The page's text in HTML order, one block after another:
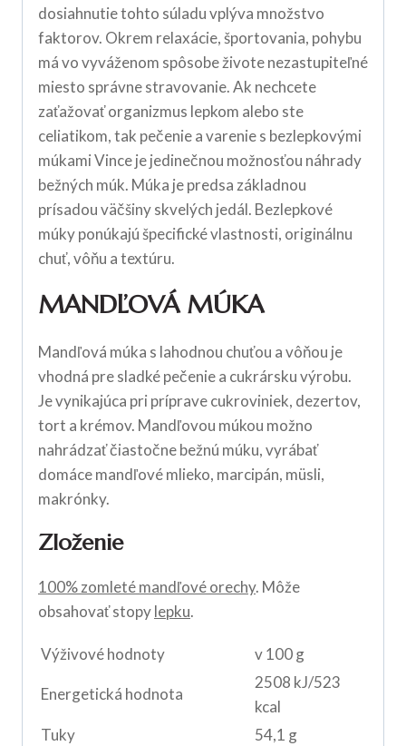
dosiahnutie tohto súladu vplýva množstvo
faktorov. Okrem relaxácie, športovania, pohybu
má vo vyváženom spôsobe živote nezastupiteľné
miesto správne stravovanie. Ak nechcete
zaťažovať organizmus lepkom alebo ste
celiatikom, tak pečenie a varenie s bezlepkovými
múkami Vince je jedinečnou možnosťou náhrady
bežných múk. Múka je predsa základnou
prísadou väčšiny skvelých jedál. Bezlepkové
múky ponúkajú špecifické vlastnosti, originálnu
chuť, vôňu a textúru.
MANDĽOVÁ MÚKA
Mandľová múka s lahodnou chuťou a vôňou je
vhodná pre sladké pečenie a cukrársku výrobu.
Je vynikajúca pri príprave cukroviniek, dezertov,
tort a krémov. Mandľovou múkou možno
nahrádzať čiastočne bežnú múku, vyrábať
domáce mandľové mlieko, marcipán, müsli,
makrónky.
Zloženie
100% zomleté mandľové orechy. Môže
obsahovať stopylepku.
Výživové hodnoty v 100 g
Energetická hodnota
2508 kJ/523
kcal
Tuky
54,1 g